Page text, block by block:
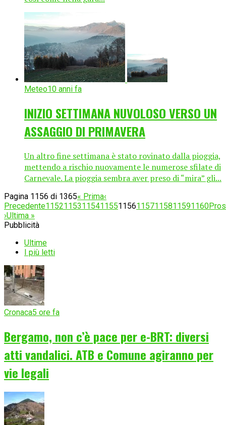
Meteo10 anni fa
INIZIO SETTIMANA NUVOLOSO VERSO UN
ASSAGGIO DI PRIMAVERA
Un altro fine settimana è stato rovinato dalla pioggia,
mettendo a rischio nuovamente le numerose sfilate di
Carnevale. La pioggia sembra aver preso di “mira” gli...
Pagina 1156 di 1365« Prima‹
Precedente115211531154115511561157115811591160
›Ultima »
Pubblicità
Ultime
I più letti
Cronaca5 ore fa
Bergamo, non c’è pace per e-BRT: diversi
atti vandalici. ATB e Comune agiranno per
vie legali